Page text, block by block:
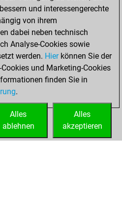
und interessengerechte
von ihrem
dabei neben technisch
Analyse-Cookies sowie
werden. Hierkönnen Sie der
und Marketing-Cookies
finden Sie in
.
Alles
akzeptieren
Alles
ablehnen